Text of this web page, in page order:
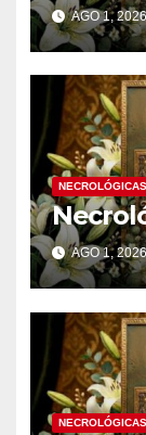
AGO 1,
NECROLÓGICAS
AGO 1,
NECROLÓGICAS